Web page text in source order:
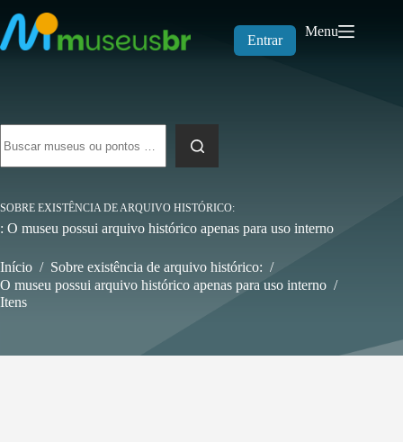
para
o
conteúdo
Entrar
Menu
resultados
SOBRE EXISTÊNCIA DE ARQUIVO HISTÓRICO
: O museu possui arquivo histórico apenas para uso interno
Início / Sobre existência de arquivo histórico: /
O museu possui arquivo histórico apenas para uso interno /
Itens